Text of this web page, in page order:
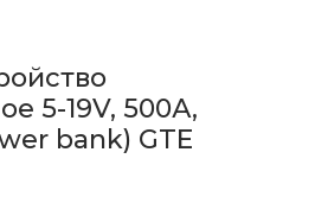
5-19V, 500А,
bank) GTE